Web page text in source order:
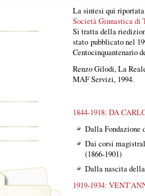
La sintesi qui
Società Ginnastica di
Si tratta della
stato pubblicato nel
Centocinquantenario
Renzo Gilodi, La
MAF Servizi, 1994.
1844-1918: DA
Dalla Fondazione
Dai corsi
(1866-1901)
Dalla nascita
1919-1934: